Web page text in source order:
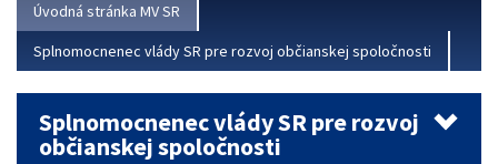
Úvodná stránka MV SR
Splnomocnenec vlády SR pre rozvoj občianskej spoločnosti
Splnomocnenec vlády SR pre rozvoj
občianskej spoločnosti